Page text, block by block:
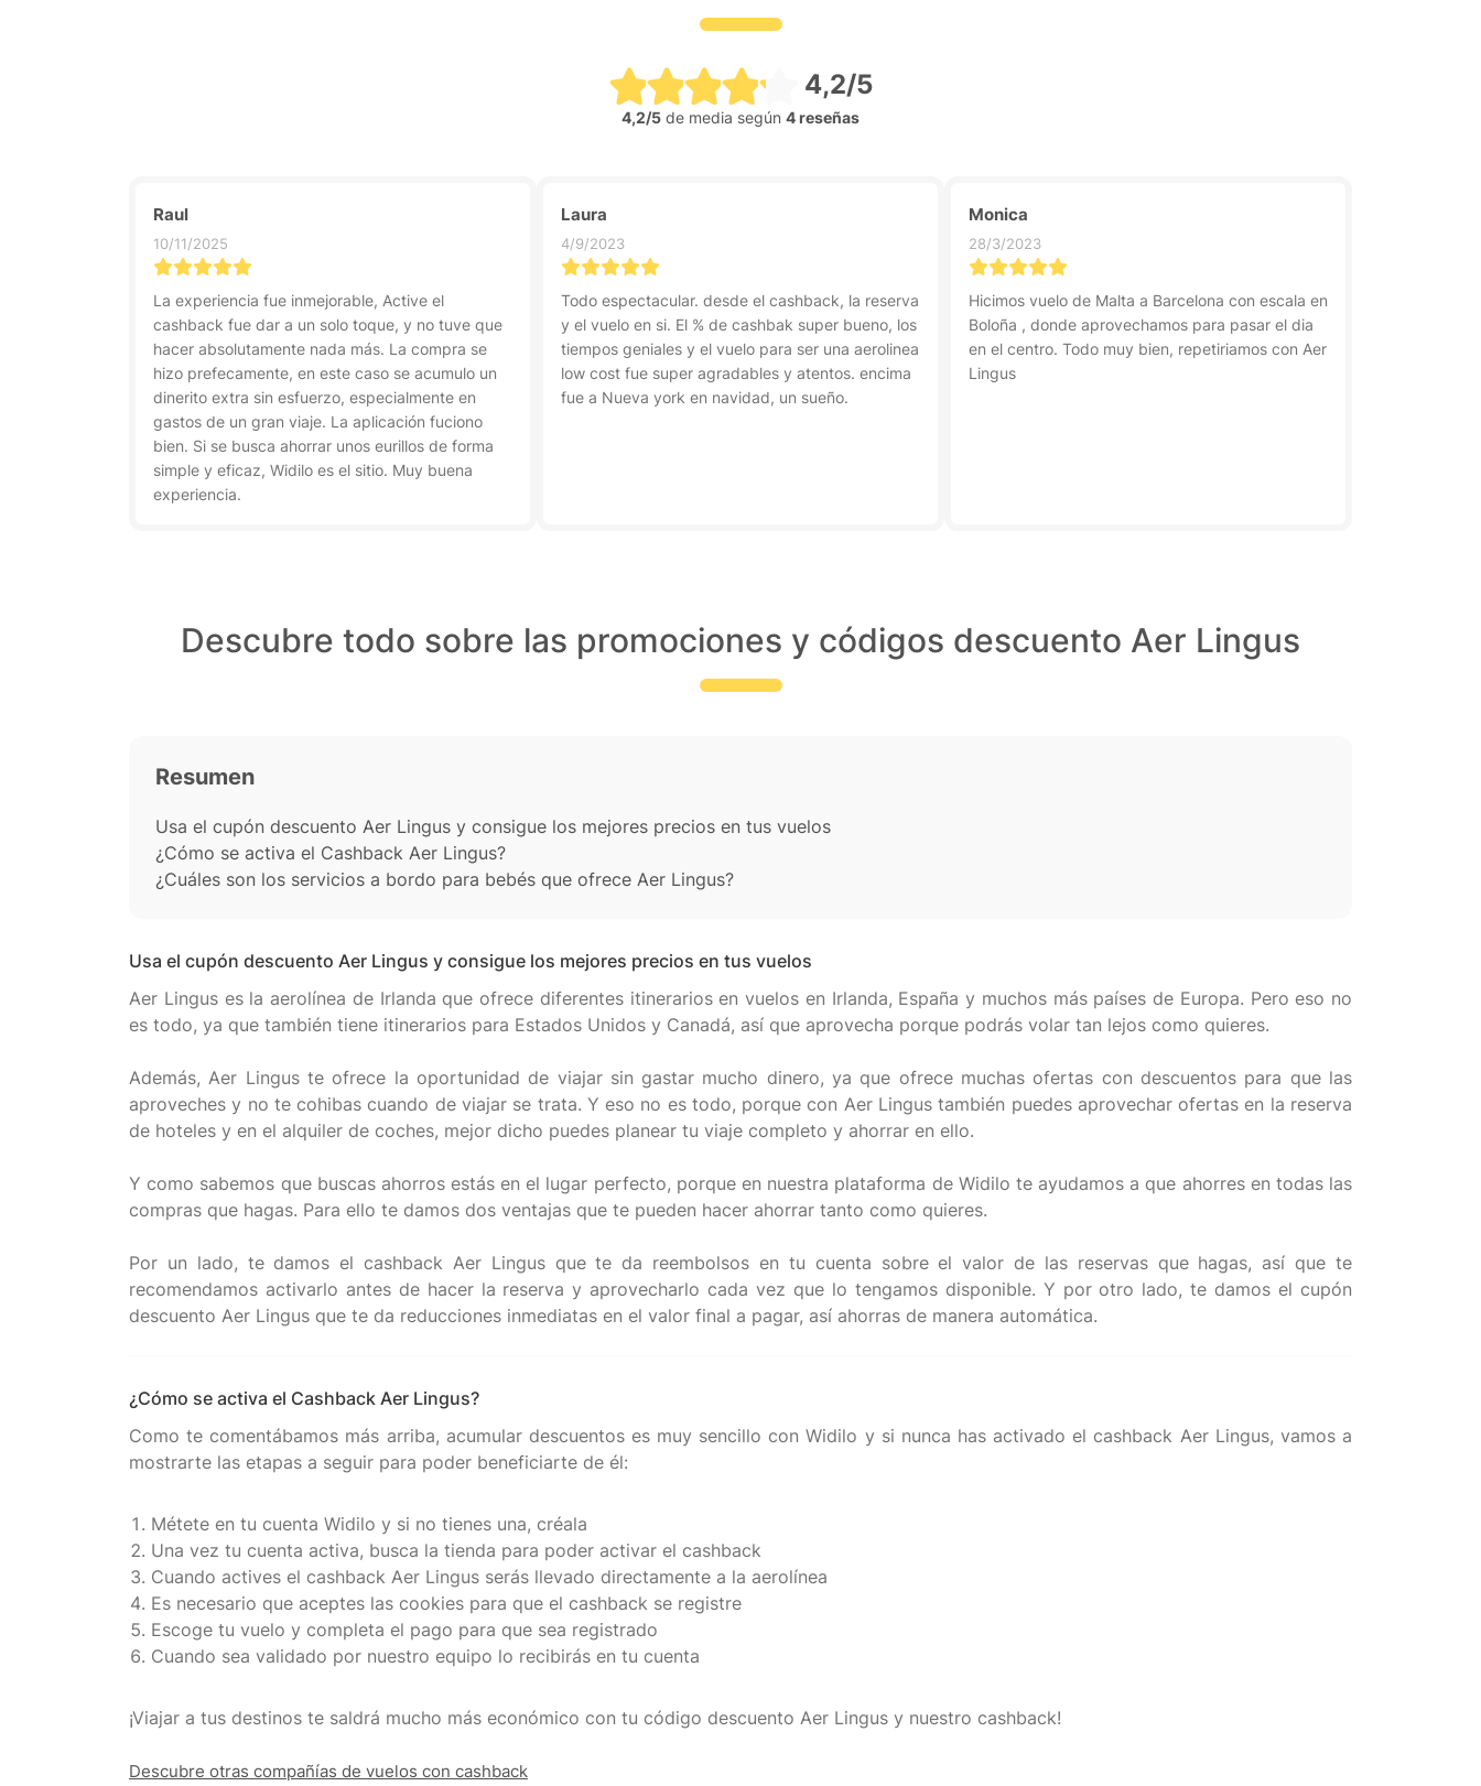
4,2/5
4,2/5 de media según 4 reseñas
Raul
10/11/2025
La experiencia fue inmejorable, Active el
cashback fue dar a un solo toque, y no tuve que
hacer absolutamente nada más. La compra se
hizo prefecamente, en este caso se acumulo un
dinerito extra sin esfuerzo, especialmente en
gastos de un gran viaje. La aplicación fuciono
bien. Si se busca ahorrar unos eurillos de forma
simple y eficaz, Widilo es el sitio. Muy buena
experiencia.
Laura
4/9/2023
Todo espectacular. desde el cashback, la reserva
y el vuelo en si. El % de cashbak super bueno, los
tiempos geniales y el vuelo para ser una aerolinea
low cost fue super agradables y atentos. encima
fue a Nueva york en navidad, un sueño.
Monica
28/3/2023
Hicimos vuelo de Malta a Barcelona con escala en
Boloña , donde aprovechamos para pasar el dia
en el centro. Todo muy bien, repetiriamos con Aer
Lingus
Descubre todo sobre las promociones y códigos descuento Aer Lingus
Resumen
Usa el cupón descuento Aer Lingus y consigue los mejores precios en tus vuelos
¿Cómo se activa el Cashback Aer Lingus?
¿Cuáles son los servicios a bordo para bebés que ofrece Aer Lingus?
Usa el cupón descuento Aer Lingus y consigue los mejores precios en tus vuelos
Aer Lingus es la aerolínea de Irlanda que ofrece diferentes itinerarios en vuelos en Irlanda, España y muchos más países de Europa. Pero eso no
es todo, ya que también tiene itinerarios para Estados Unidos y Canadá, así que aprovecha porque podrás volar tan lejos como quieres.
Además, Aer Lingus te ofrece la oportunidad de viajar sin gastar mucho dinero, ya que ofrece muchas ofertas con descuentos para que las
aproveches y no te cohibas cuando de viajar se trata. Y eso no es todo, porque con Aer Lingus también puedes aprovechar ofertas en la reserva
de hoteles y en el alquiler de coches, mejor dicho puedes planear tu viaje completo y ahorrar en ello.
Y como sabemos que buscas ahorros estás en el lugar perfecto, porque en nuestra plataforma de Widilo te ayudamos a que ahorres en todas las
compras que hagas. Para ello te damos dos ventajas que te pueden hacer ahorrar tanto como quieres.
Por un lado, te damos el cashback Aer Lingus que te da reembolsos en tu cuenta sobre el valor de las reservas que hagas, así que te
recomendamos activarlo antes de hacer la reserva y aprovecharlo cada vez que lo tengamos disponible. Y por otro lado, te damos el cupón
¿Cómo se activa el Cashback Aer Lingus?
Como te comentábamos más arriba, acumular descuentos es muy sencillo con Widilo y si nunca has activado el cashback Aer Lingus, vamos a
mostrarte las etapas a seguir para poder beneficiarte de él:
Métete en tu cuenta Widilo y si no tienes una, créala
Una vez tu cuenta activa, busca la tienda para poder activar el cashback
Cuando actives el cashback Aer Lingus serás llevado directamente a la aerolínea
Es necesario que aceptes las cookies para que el cashback se registre
Escoge tu vuelo y completa el pago para que sea registrado
Cuando sea validado por nuestro equipo lo recibirás en tu cuenta
¡Viajar a tus destinos te saldrá mucho más económico con tu código descuento Aer Lingus y nuestro cashback!
Descubre otras compañías de vuelos con cashback